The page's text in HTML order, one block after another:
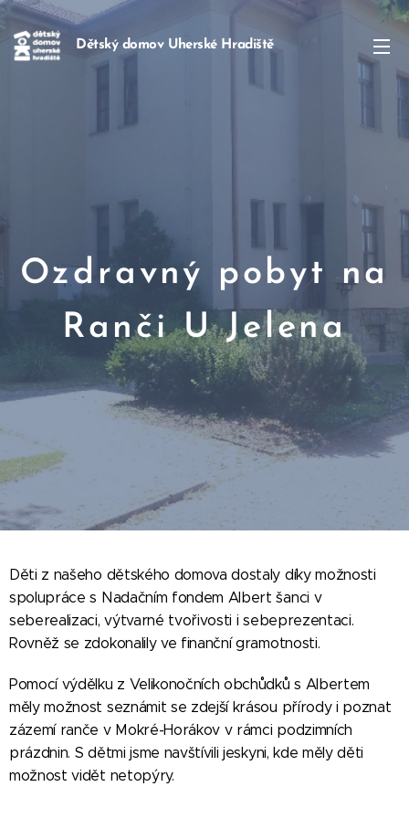
Dětský domov Uherské Hradiště
Ozdravný pobyt na
Ranči U Jelena
Děti z našeho dětského domova dostaly díky možnosti
spolupráce s Nadačním fondem Albert šanci v
seberealizaci, výtvarné tvořivosti i sebeprezentaci.
Rovněž se zdokonalily ve finanční gramotnosti.
Pomocí výdělku z Velikonočních obchůdků s Albertem
měly možnost seznámit se zdejší krásou přírody i poznat
zázemí ranče v Mokré-Horákov v rámci podzimních
prázdnin. S dětmi jsme navštívili jeskyni, kde měly děti
možnost vidět netopýry.